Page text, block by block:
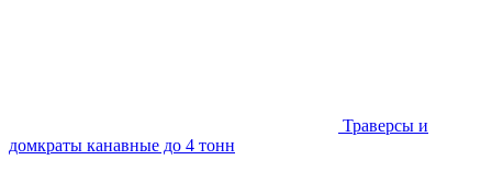
Траверсы и
домкраты канавные до 4 тонн